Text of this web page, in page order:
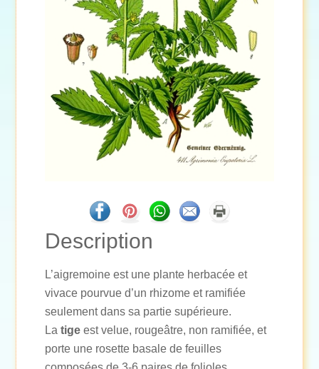
Description
L’aigremoine est une plante herbacée et
vivace pourvue d’un rhizome et ramifiée
seulement dans sa partie supérieure.
Latige est velue, rougeâtre, non ramifiée, et
porte une rosette basale de feuilles